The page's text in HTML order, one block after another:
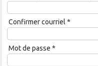
Confirmer courriel *
Mot de passe *